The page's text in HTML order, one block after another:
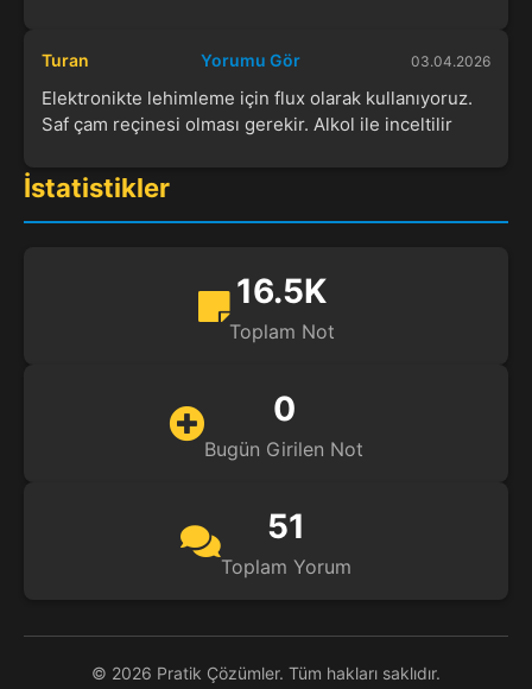
Turan Yorumu Gör 03.04.2026
Elektronikte lehimleme için flux olarak kullanıyoruz.
Saf çam reçinesi olması gerekir. Alkol ile inceltilir
İstatistikler
16.5K
Toplam Not
0
Bugün Girilen Not
51
Toplam Yorum
© 2026 Pratik Çözümler. Tüm hakları saklıdır.